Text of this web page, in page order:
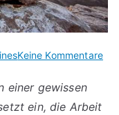
Keine Kommentarefür
einer gewissen
ein, die Arbeit